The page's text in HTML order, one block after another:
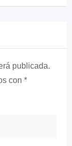
publicada.
con *